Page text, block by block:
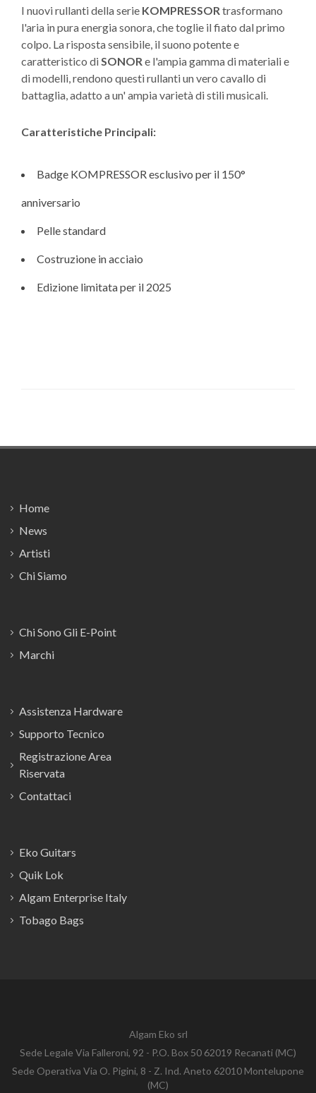
I nuovi rullanti della serie KOMPRESSOR trasformano
l'aria in pura energia sonora, che toglie il fiato dal primo
colpo. La risposta sensibile, il suono potente e
caratteristico diSONOR e l'ampia gamma di materiali e
di modelli, rendono questi rullanti un vero cavallo di
battaglia, adatto a un' ampia varietà di stili musicali.
Caratteristiche Principali:
Badge KOMPRESSOR esclusivo per il 150°
anniversario
Pelle standard
Costruzione in acciaio
Edizione limitata per il 2025
Home
News
Artisti
Chi Siamo
Chi Sono Gli E-Point
Marchi
Assistenza Hardware
Supporto Tecnico
Registrazione Area
Riservata
Contattaci
Eko Guitars
Quik Lok
Algam Enterprise Italy
Tobago Bags
Algam Eko srl
Sede Legale Via Falleroni, 92 - P.O. Box 50 62019 Recanati (MC)
Sede Operativa Via O. Pigini, 8 - Z. Ind. Aneto 62010 Montelupone
(MC)